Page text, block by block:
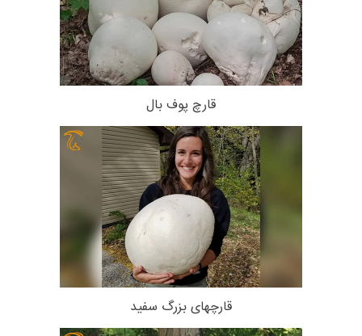
قارچ پوف‌ بال
قارچهای بزرگ سفید